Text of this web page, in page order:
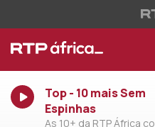
Top - 10 mais Sem
Espinhas
As 10+ da RTP África